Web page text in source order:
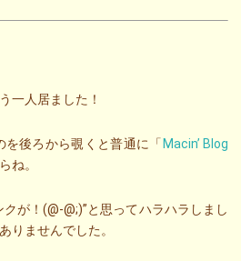
一人居ました！
を後ろから覗くと普通に「 Macin’ Blog
ね。
が！(@-@;)”と思ってハラハラしまし
りませんでした。